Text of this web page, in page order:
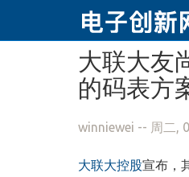
跳转到主要内容大联大友
的码表方
winniewei -- 周二,
大联大控股宣布，